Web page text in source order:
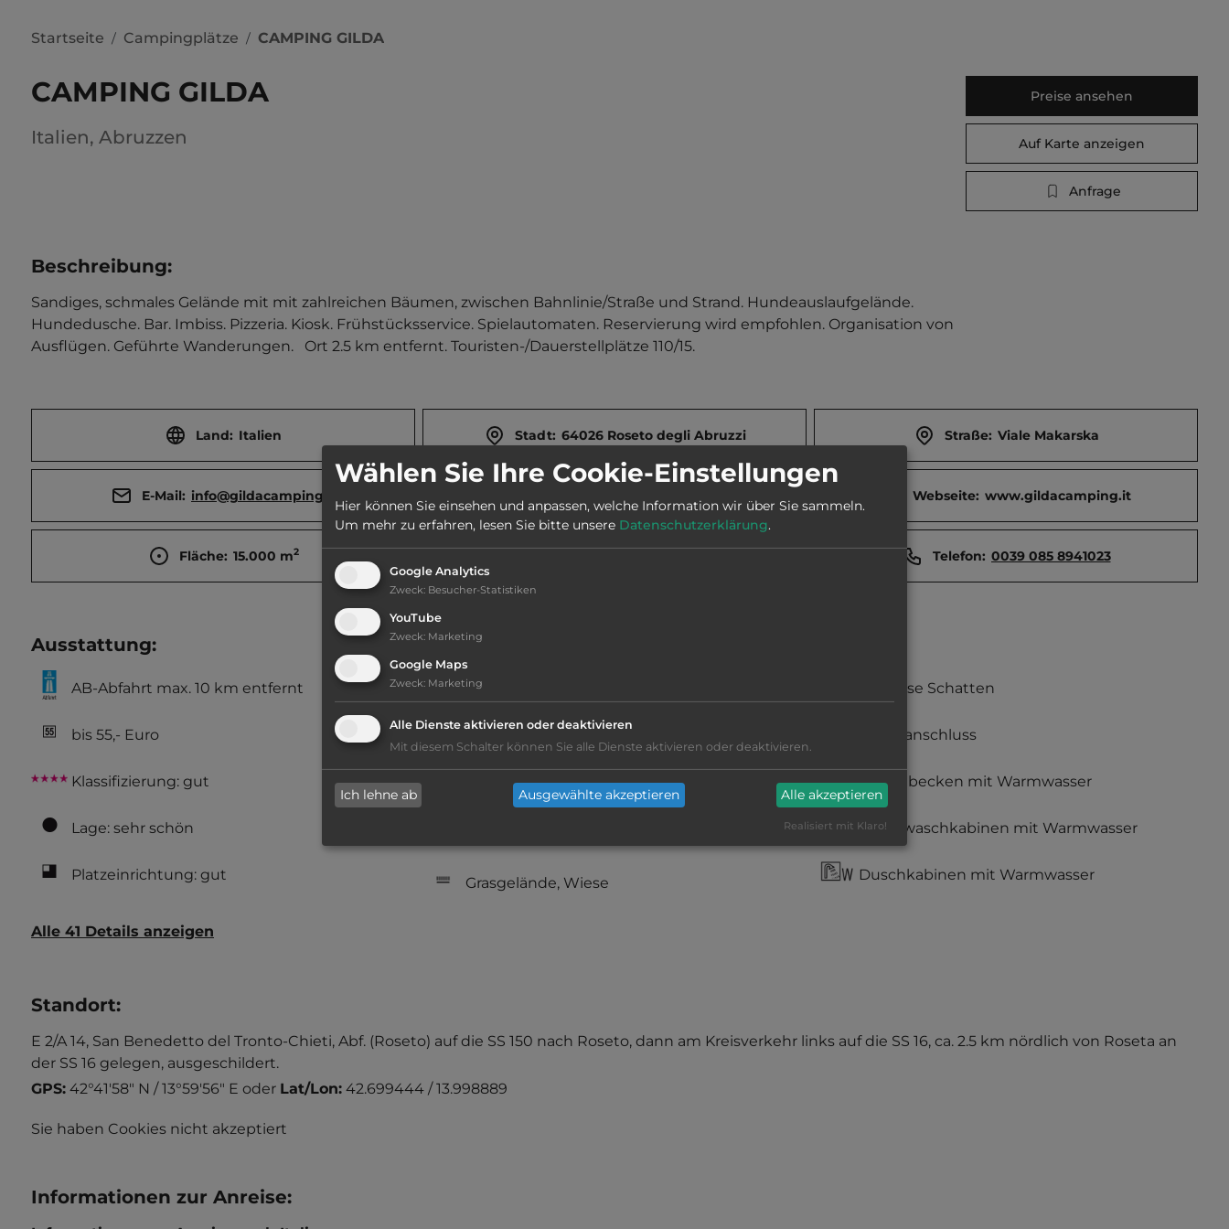
Startseite / Campingplätze / CAMPING GILDA
CAMPING GILDA
Italien, Abruzzen
Preise ansehen
Auf Karte anzeigen
Anfrage
Beschreibung:
Sandiges, schmales Gelände mit mit zahlreichen Bäumen, zwischen Bahnlinie/Straße und Strand. Hundeauslaufgelände.
Hundedusche. Bar. Imbiss. Pizzeria. Kiosk. Frühstücksservice. Spielautomaten. Reservierung wird empfohlen. Organisation von
Ausflügen. Geführte Wanderungen.   Ort 2.5 km entfernt. Touristen-/Dauerstellplätze 110/15.
Land: Italien Stadt: 64026 Roseto degli Abruzzi Straße: Viale Makarska
E-Mail: info@gildacamping.it Webseite: www.gildacamping.it
Fläche: 15.000 m2 Telefon: 0039 085 8941023
Ausstattung:
AB-Abfahrt max. 10 km entfernt
bis 55,- Euro
Klassifizierung: gut
Lage: sehr schön
Platzeinrichtung: gut
Geräuschkulisse: überwiegend ruhig
Hygiene: gut
Service: befriedigend, einige
Annehmlichkeiten fehlen
Grasgelände, Wiese
teilweise Schatten
Stromanschluss
Waschbecken mit Warmwasser
Einzelwaschkabinen mit Warmwasser
Duschkabinen mit Warmwasser
Alle 41 Details anzeigen
Standort:
E 2/A 14, San Benedetto del Tronto-Chieti, Abf. (Roseto) auf die SS 150 nach Roseto, dann am Kreisverkehr links auf die SS 16, ca. 2.5 km nördlich von Roseta an
der SS 16 gelegen, ausgeschildert.
GPS: 42°41'58" N / 13°59'56" E oder Lat/Lon: 42.699444 / 13.998889
Sie haben Cookies nicht akzeptiert
Informationen zur Anreise:
Wählen Sie Ihre Cookie-Einstellungen
Hier können Sie einsehen und anpassen, welche Information wir über Sie sammeln.
Um mehr zu erfahren, lesen Sie bitte unsere Datenschutzerklärung.
Google Analytics
Zweck: Besucher-Statistiken
YouTube
Zweck: Marketing
Google Maps
Zweck: Marketing
Alle Dienste aktivieren oder deaktivieren
Mit diesem Schalter können Sie alle Dienste aktivieren oder deaktivieren.
Ich lehne ab Ausgewählte akzeptieren Alle akzeptieren
Realisiert mit Klaro!